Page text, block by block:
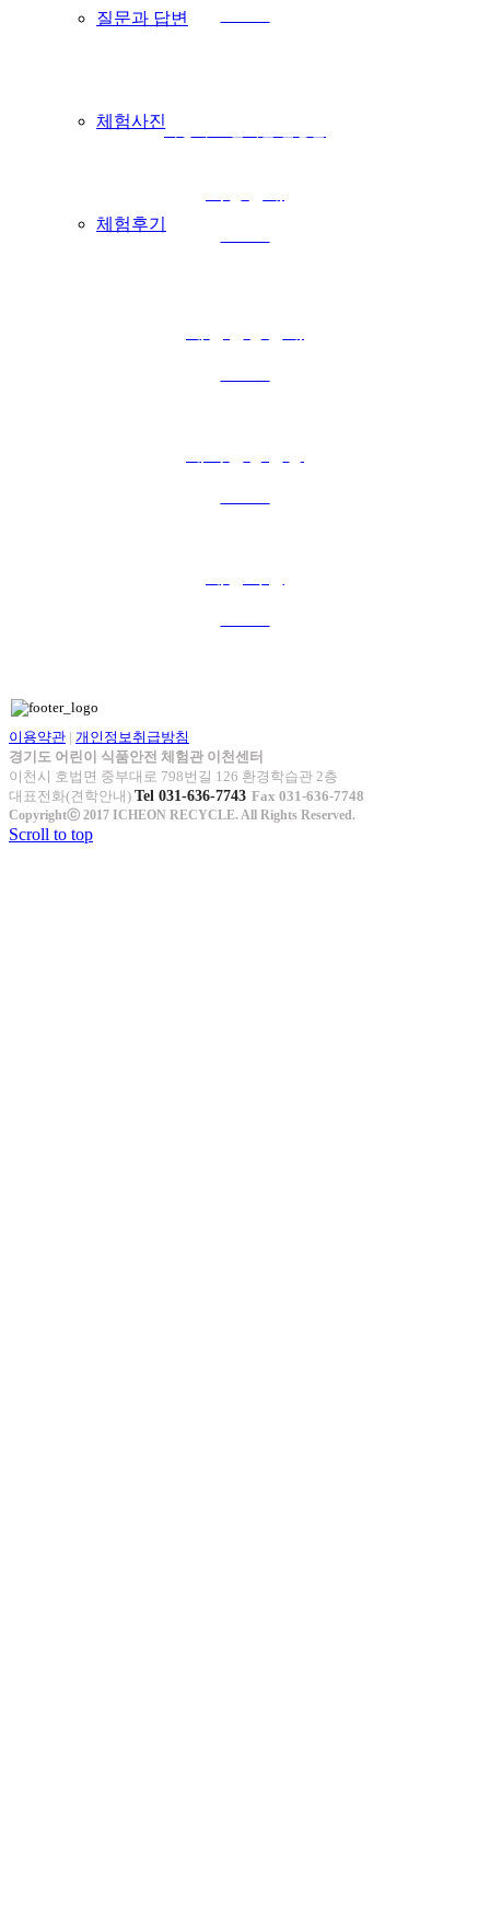
질문과 답변
체험사진
체험후기
다양하고 즐거운 활동들
이용약관 | 개인정보취급방침
경기도 어린이 식품안전 체험관 이천센터
이천시 호법면 중부대로 798번길 126 환경학습관 2층
대표전화(견학안내) Tel 031-636-7743 Fax 031-636-7748
Copyrightⓒ 2017 ICHEON RECYCLE. All Rights Reserved.
Scroll to top